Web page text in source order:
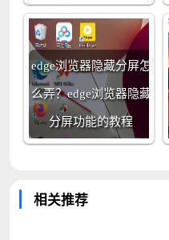
edge浏览器隐藏分屏怎
么弄？edge浏览器隐藏
分屏功能的教程
相关推荐